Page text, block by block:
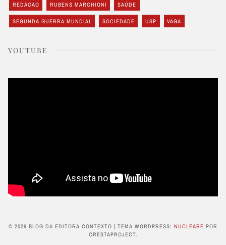
REDACAO RUBENS MARCHIONI SAÚDE
SEGUNDA GUERRA MUNDIAL SOCIEDADE USP VAGA
YOUTUBE
© 2026 BLOG DA EDITORA CONTEXTO | TEMA WORDPRESS: NUCLEARE POR
CRESTAPROJECT.